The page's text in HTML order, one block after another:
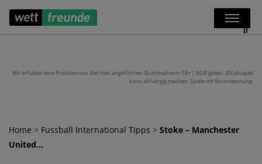
Wir erhalten eine Provision von den hier angeführten Buchmachern. 18+ | AGB gelten. Glücksspiel
kann abhängig machen. Spiele mit Verantwortung.
Home > Fussball International Tipps > Stoke – Manchester
United…